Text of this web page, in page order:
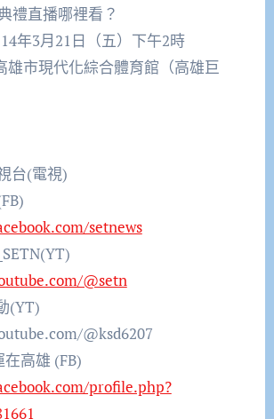
禮直播哪裡看？
年3月21日（五）下午2時
雄市現代化綜合體育館（高雄巨
台(電視)
setnews
@setn
(YT)
@ksd6207
高雄 (FB)
profile.php?